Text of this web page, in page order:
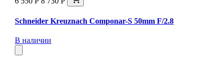
Schneider Kreuznach Componar-S 50mm F/2.8
В наличии